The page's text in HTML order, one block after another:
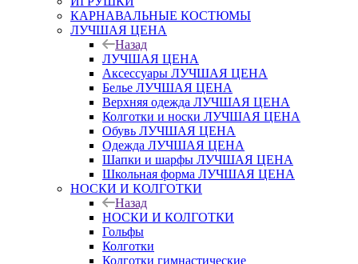
КАРНАВАЛЬНЫЕ КОСТЮМЫ
ЛУЧШАЯ ЦЕНА
Назад
ЛУЧШАЯ ЦЕНА
Аксессуары ЛУЧШАЯ ЦЕНА
Белье ЛУЧШАЯ ЦЕНА
Верхняя одежда ЛУЧШАЯ ЦЕНА
Колготки и носки ЛУЧШАЯ ЦЕНА
Обувь ЛУЧШАЯ ЦЕНА
Одежда ЛУЧШАЯ ЦЕНА
Шапки и шарфы ЛУЧШАЯ ЦЕНА
Школьная форма ЛУЧШАЯ ЦЕНА
НОСКИ И КОЛГОТКИ
Назад
НОСКИ И КОЛГОТКИ
Гольфы
Колготки
Колготки гимнастические